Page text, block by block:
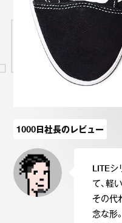
1000日社長のレビュー
LITEシ
て、軽
その代
念な形